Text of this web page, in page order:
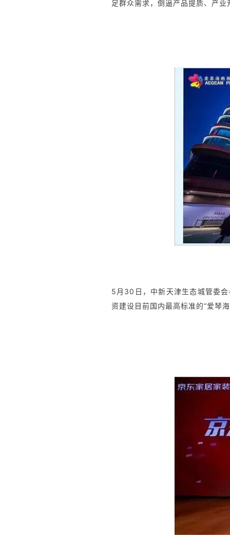
足群众需求，倒逼产品提质、产
5月30日，中新天津生态城管委
资建设目前国内最高标准的“爱琴